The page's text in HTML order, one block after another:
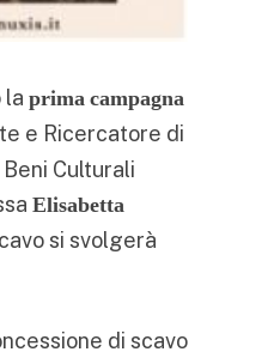
la prima campagna
e Ricercatore di
Culturali
Elisabetta
si svolgerà
di scavo